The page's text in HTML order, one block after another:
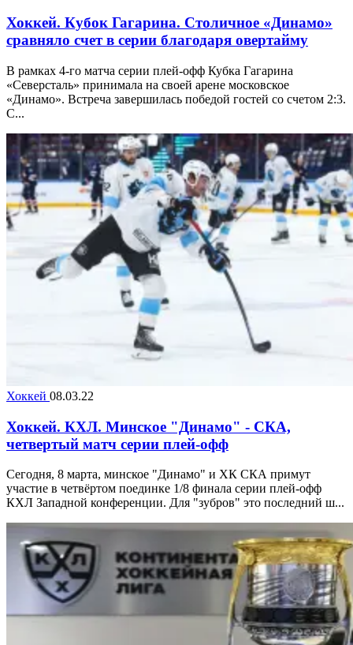
Хоккей. Кубок Гагарина. Столичное «Динамо»
сравняло счет в серии благодаря овертайму
В рамках 4-го матча серии плей-офф Кубка Гагарина
«Северсталь» принимала на своей арене московское
«Динамо». Встреча завершилась победой гостей со счетом 2:3.
С...
Хоккей 08.03.22
Хоккей. КХЛ. Минское "Динамо" - СКА,
четвертый матч серии плей-офф
Сегодня, 8 марта, минское "Динамо" и ХК СКА примут
участие в четвёртом поединке 1/8 финала серии плей-офф
КХЛ Западной конференции. Для "зубров" это последний ш...